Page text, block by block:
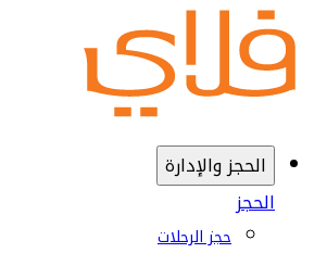
الحجز والإدارة
الحجز
حجز الرحلات